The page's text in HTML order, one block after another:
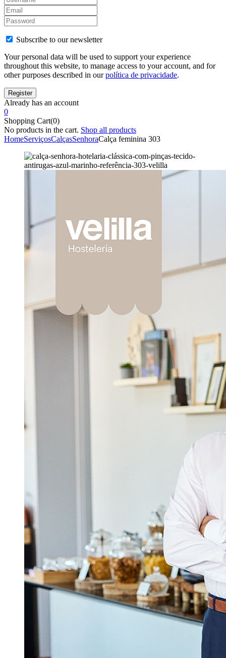
Subscribe to our newsletter
Your personal data will be used to support your experience
throughout this website, to manage access to your account, and for
other purposes described in ourpolítica de privacidade.
Already has an account
0
Shopping Cart(0)
No products in the cart. Shop all products
HomeServiçosCalçasSenhoraCalça feminina 303